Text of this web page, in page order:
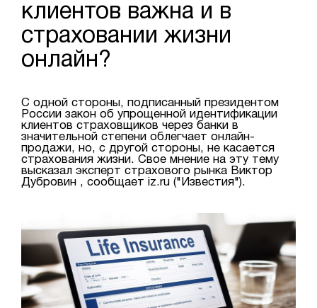
клиентов важна и в
страховании жизни
онлайн?
С одной стороны, подписанный президентом
России закон об упрощенной идентификации
клиентов страховщиков через банки в
значительной степени облегчает онлайн-
продажи, но, с другой стороны, не касается
страхования жизни. Свое мнение на эту тему
высказал эксперт страхового рынка Виктор
Дубровин , сообщает iz.ru ("Известия").